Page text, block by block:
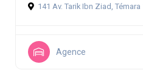
141 Av. Tarik Ibn Ziad, Témara
Agence